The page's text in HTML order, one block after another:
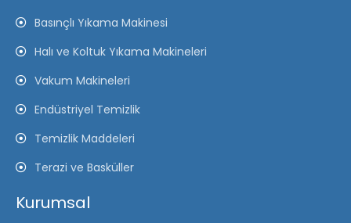
Basınçlı Yıkama Makinesi
Halı ve Koltuk Yıkama Makineleri
Vakum Makineleri
Endüstriyel Temizlik
Temizlik Maddeleri
Terazi ve Basküller
Kurumsal